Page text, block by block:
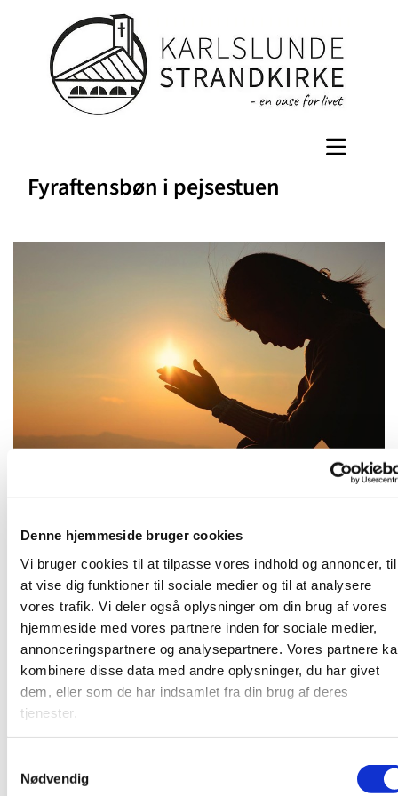
Denne hjemmeside bruger cookies
Vi bruger cookies til at tilpasse vores indhold og annoncer, til
at vise dig funktioner til sociale medier og til at analysere
vores trafik. Vi deler også oplysninger om din brug af vores
hjemmeside med vores partnere inden for sociale medier,
annonceringspartnere og analysepartnere. Vores partnere
kombinere disse data med andre oplysninger, du har givet
dem, eller som de har indsamlet fra din brug af deres
tjenester.
Nødvendig
Fyraftensbøn i pejsestuen
Tirsdag 17. november 2026, kl. 16:30
Kom og vær med til at bede for kirken, for samfundet og
alt, hvad vi finder tilskyndelse til - i et lille fællesskab. Vi
mødes i pejsestuen.
Du vil måske også kunne lide...